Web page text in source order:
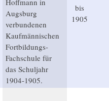
Hoffmann in
Augsburg
verbundenen
Kaufmännischen
Fortbildungs-
Fachschule für
das Schuljahr
1904-1905.
bis
1905